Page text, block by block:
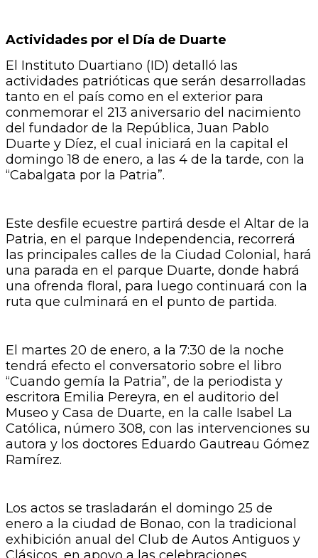
Actividades por el Día de Duarte
El Instituto Duartiano (ID) detalló las
actividades patrióticas que serán desarrolladas
tanto en el país como en el exterior para
conmemorar el 213 aniversario del nacimiento
del fundador de la República, Juan Pablo
Duarte y Díez, el cual iniciará en la capital el
domingo 18 de enero, a las 4 de la tarde, con la
“Cabalgata por la Patria”.
Este desfile ecuestre partirá desde el Altar de la
Patria, en el parque Independencia, recorrerá
las principales calles de la Ciudad Colonial, hará
una parada en el parque Duarte, donde habrá
una ofrenda floral, para luego continuará con la
ruta que culminará en el punto de partida.
El martes 20 de enero, a la 7:30 de la noche
tendrá efecto el conversatorio sobre el libro
“Cuando gemía la Patria”, de la periodista y
escritora Emilia Pereyra, en el auditorio del
Museo y Casa de Duarte, en la calle Isabel La
Católica, número 308, con las intervenciones su
autora y los doctores Eduardo Gautreau Gómez
Ramírez.
Los actos se trasladarán el domingo 25 de
enero a la ciudad de Bonao, con la tradicional
exhibición anual del Club de Autos Antiguos y